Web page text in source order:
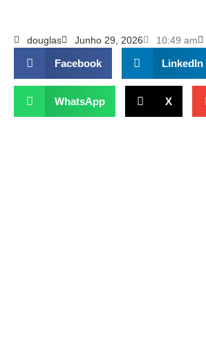
douglas Junho 29, 2026 10:49 am
Facebook LinkedIn
WhatsApp X